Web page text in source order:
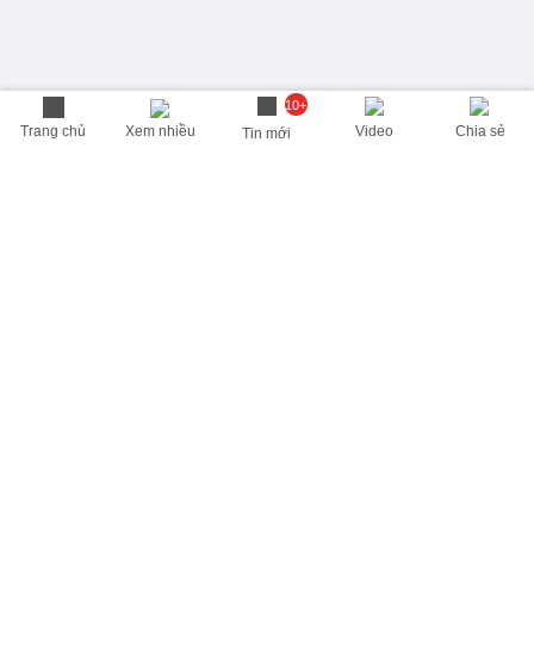
Trang chủ Xem nhiều
10+
Tin mới Video Chia sẻ